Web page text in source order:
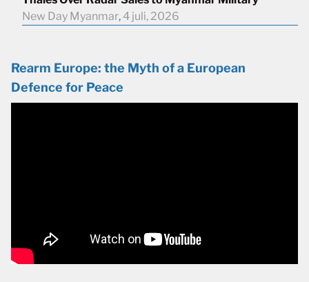
New Day Myanmar, 4 juli, 2026
Rearm Europe: the Myth of a European
Defence for Peace